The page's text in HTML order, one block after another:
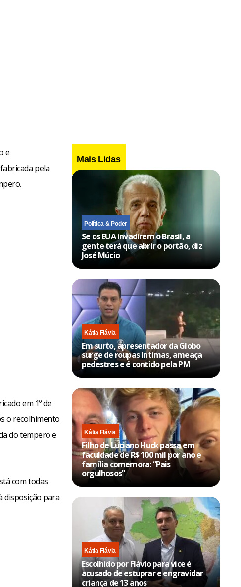
e
pela
em 1º de
o recolhimento
do tempero e
com todas
disposição para
Mais Lidas
Política & Poder
Se os EUA invadirem o Brasil, a
gente terá que abrir o portão, diz
José Múcio
Kátia Flávia
Em surto, apresentador da Globo
surge de roupas íntimas, ameaça
pedestres e é contido pela PM
Kátia Flávia
Filho de Luciano Huck passa em
faculdade de R$ 100 mil por ano e
família comemora: “Pais
orgulhosos”
Kátia Flávia
Escolhido por Flávio para vice é
acusado de estuprar e engravidar
criança de 13 anos